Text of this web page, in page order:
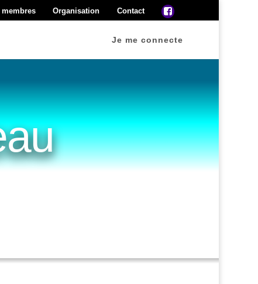
membres Organisation Contact
Je me connecte